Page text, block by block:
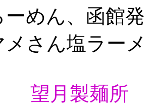
ーめん、函館
メさん塩ラー
望月製麺所